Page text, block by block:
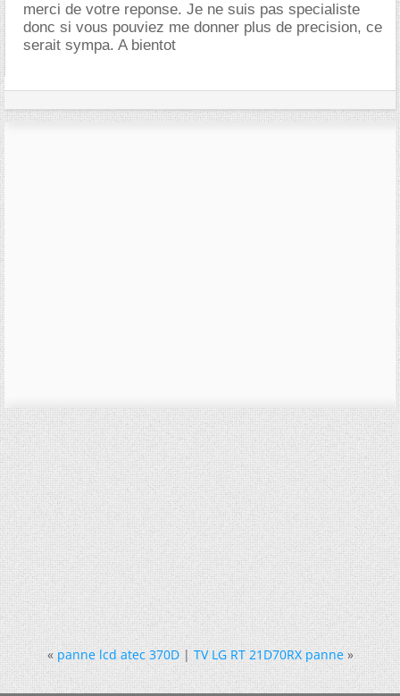
merci de votre reponse. Je ne suis pas specialiste
donc si vous pouviez me donner plus de precision, ce
serait sympa. A bientot
« panne lcd atec 370D|TV LG RT 21D70RX panne »